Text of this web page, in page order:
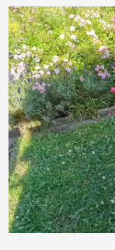
BettinaF